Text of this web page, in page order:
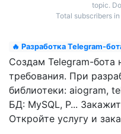
topic.
Total subscribers
🔥 Разработка Telegram-
Создам Telegram-бота
требования. При
библиотеки: aiogram,
БД: MySQL, P...
Откройте услугу и